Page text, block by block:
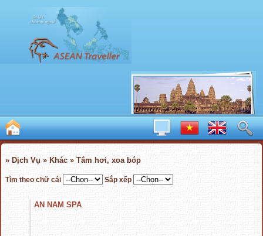
» Dịch Vụ » Khác » Tắm hơi, xoa bóp
Tìm theo chữ cái Sắp xếp
AN NAM SPA